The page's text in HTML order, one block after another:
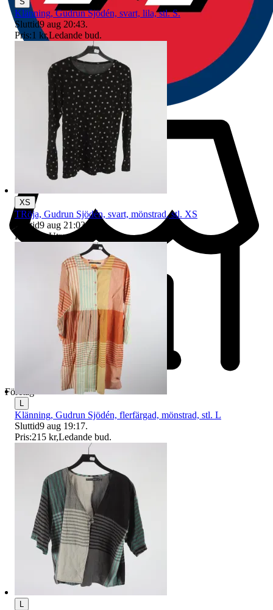
Företag
Klänning, Gudrun Sjödén, svart, lila, stl. S.
Sluttid9 aug 20:43.
Pris:1 kr,Ledande bud.
XS
TRöja, Gudrun Sjödén, svart, mönstrad, stl. XS
Sluttid9 aug 21:03.
Pris:
1 kr,Utropspris
L
Klänning, Gudrun Sjödén, flerfärgad, mönstrad, stl. L
Sluttid9 aug 19:17.
Pris:215 kr,Ledande bud.
L